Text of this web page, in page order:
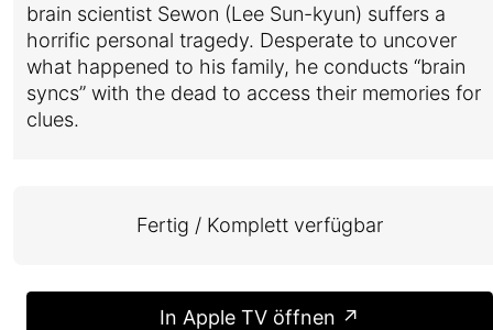
brain scientist Sewon (Lee Sun-kyun) suffers a
horrific personal tragedy. Desperate to uncover
what happened to his family, he conducts “brain
syncs” with the dead to access their memories for
clues.
Fertig / Komplett verfügbar
In Apple TV öffnen ↗